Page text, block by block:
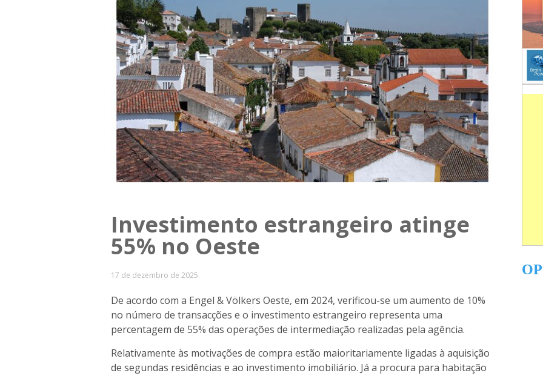
Investimento estrangeiro atinge
55% no Oeste
17 de dezembro de 2025
De acordo com a Engel & Völkers Oeste, em 2024, verificou-se um aumento de 10%
no número de transacções e o investimento estrangeiro representa uma
percentagem de 55% das operações de intermediação realizadas pela agência.
Relativamente às motivações de compra estão maioritariamente ligadas à aquisição
de segundas residências e ao investimento imobiliário. Já a procura para habitação